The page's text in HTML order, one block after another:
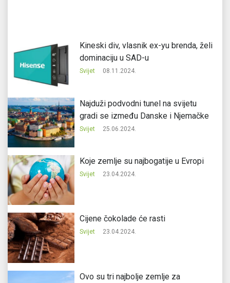
Kineski div, vlasnik ex-yu brenda, želi
dominaciju u SAD-u
Svijet 08.11.2024.
Najduži podvodni tunel na svijetu
gradi se između Danske i Njemačke
Svijet 25.06.2024.
Koje zemlje su najbogatije u Evropi
Svijet 23.04.2024.
Cijene čokolade će rasti
Svijet 23.04.2024.
Ovo su tri najbolje zemlje za